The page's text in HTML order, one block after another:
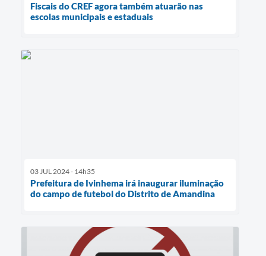
Fiscais do CREF agora também atuarão nas
escolas municipais e estaduais
03 JUL 2024 - 14h35
Prefeitura de Ivinhema irá inaugurar iluminação
do campo de futebol do Distrito de Amandina